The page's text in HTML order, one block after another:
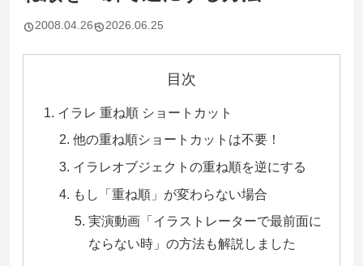
2008.04.26 2026.06.25
目次
イラレ 重ね順 ショートカット
他の重ね順ショートカットは不要！
イラレオブジェクトの重ね順を逆にする
もし「重ね順」が変わらない場合
実演動画「イラストレーターで最前面に
ならない時」の方法も解説しました